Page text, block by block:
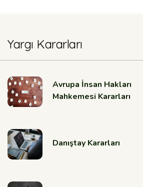
Yargı Kararları
Avrupa İnsan Hakları
Mahkemesi Kararları
Danıştay Kararları